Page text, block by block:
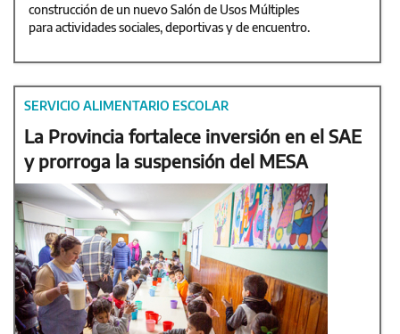
construcción de un nuevo Salón de Usos Múltiples
para actividades sociales, deportivas y de encuentro.
SERVICIO ALIMENTARIO ESCOLAR
La Provincia fortalece inversión en el SAE
y prorroga la suspensión del MESA